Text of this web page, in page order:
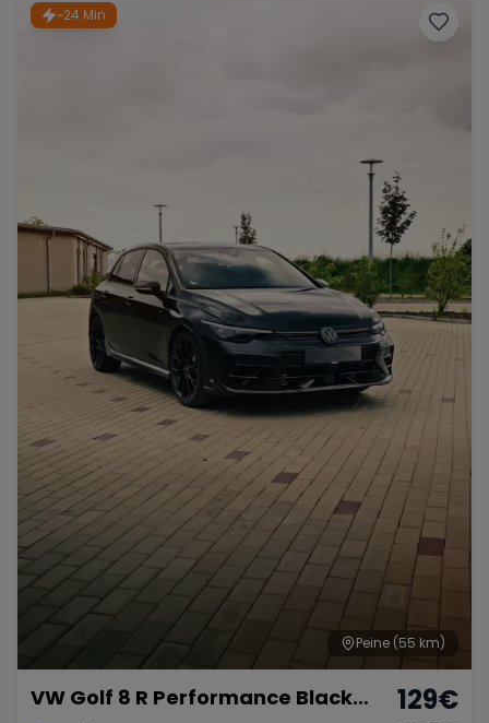
Aston Martin
Bugatti Lotus Maserati
Range Rover Corvette
~24 Min
Peine (55 km)
VW Golf 8 R Performance Black
129€